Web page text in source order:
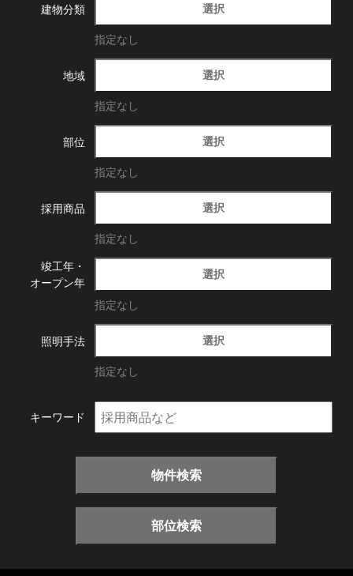
建物分類 選択
指定なし
地域 選択
指定なし
部位 選択
指定なし
採用商品 選択
指定なし
竣工年・
オープン年
選択
指定なし
照明手法 選択
指定なし
キーワード
物件検索
部位検索